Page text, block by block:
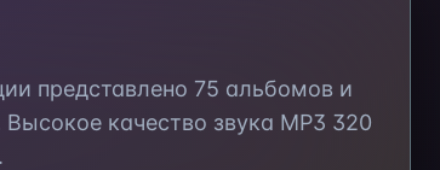
представлено 75 альбомов и
качество звука MP3 320